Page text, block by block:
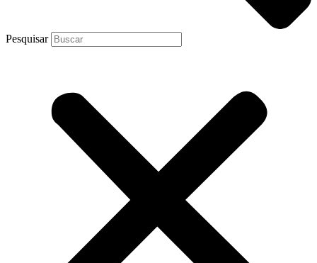
Pesquisar